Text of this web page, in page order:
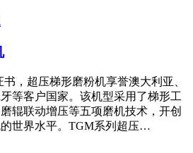
，超压梯形磨粉机享誉澳大利亚、
等客户国家。该机型采用了梯形工
辊联动增压等五项磨机技术，开创
世界水平。TGM系列超压…